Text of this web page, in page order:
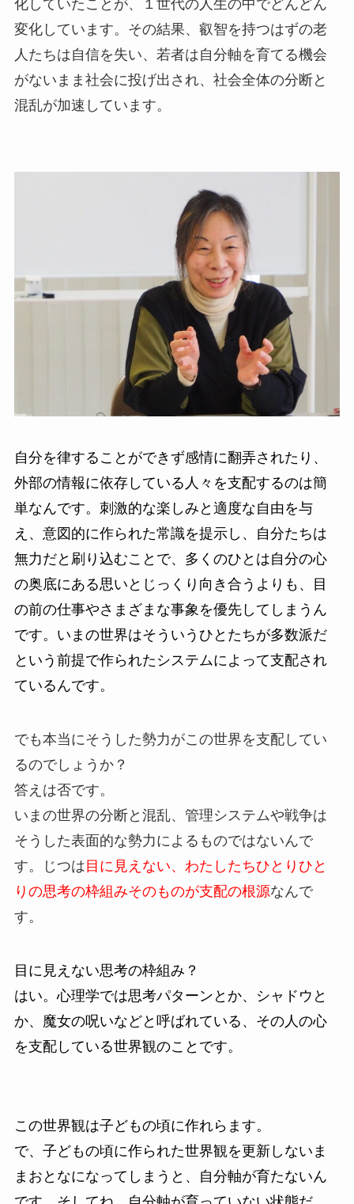
化していたことが、１世代の人生の中でどんどん
変化しています。その結果、叡智を持つはずの老
人たちは自信を失い、若者は自分軸を育てる機会
がないまま社会に投げ出され、社会全体の分断と
混乱が加速しています。
自分を律することができず感情に翻弄されたり、
外部の情報に依存している人々を支配するのは簡
単なんです。刺激的な楽しみと適度な自由を与
え、意図的に作られた常識を提示し、自分たちは
無力だと刷り込むことで、多くのひとは自分の心
の奥底にある思いとじっくり向き合うよりも、目
の前の仕事やさまざまな事象を優先してしまうん
です。いまの世界はそういうひとたちが多数派だ
という前提で作られたシステムによって支配され
ているんです。
でも本当にそうした勢力がこの世界を支配してい
るのでしょうか？
答えは否です。
いまの世界の分断と混乱、管理システムや戦争は
そうした表面的な勢力によるものではないんで
す。じつは 目に見えない、わたしたちひとりひと
りの思考の枠組みそのものが支配の根源なんで
す。
目に見えない思考の枠組み？
はい。心理学では思考パターンとか、シャドウと
か、魔女の呪いなどと呼ばれている、その人の心
を支配している世界観のことです。
この世界観は子どもの頃に作れらます。
で、子どもの頃に作られた世界観を更新しないま
まおとなになってしまうと、自分軸が育たないん